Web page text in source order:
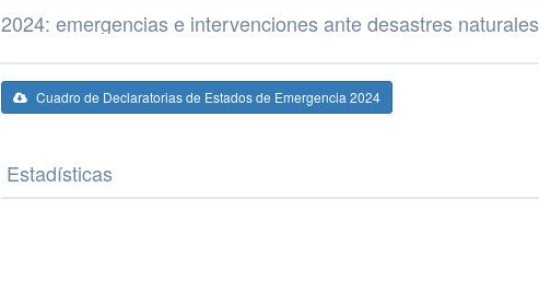
2024: emergencias e intervenciones ante desastres naturales
Cuadro de Declaratorias de Estados de Emergencia 2024
Estadísticas